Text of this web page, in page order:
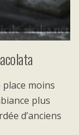
moins
plus
d’anciens